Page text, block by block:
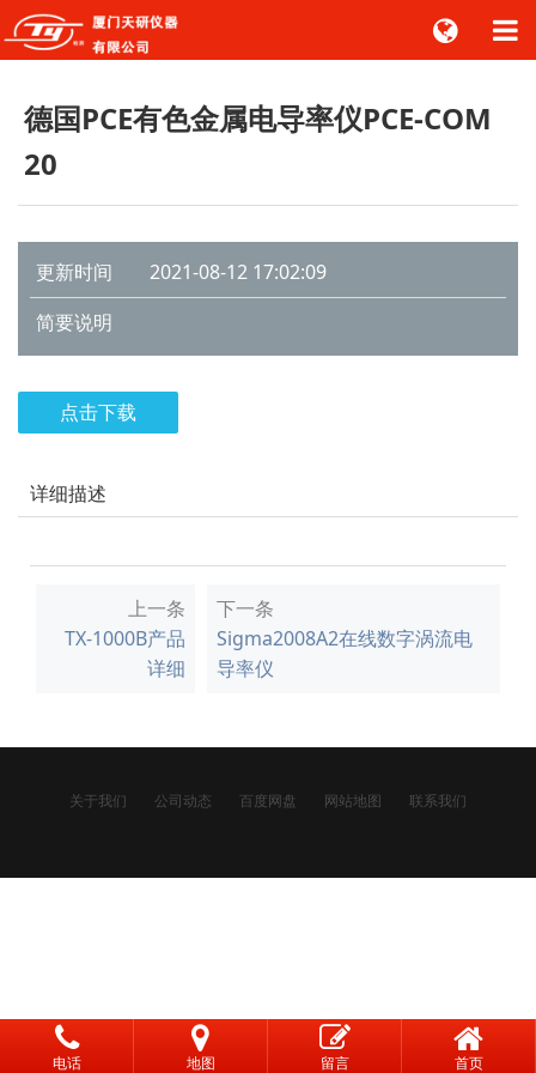
德国PCE有色金属电导率仪PCE-COM
20
更新时间
2021-08-12 17:02:09
简要说明
点击下载
详细描述
上一条
TX-1000B产品
详细
下一条
Sigma2008A2在线数字涡流电
导率仪
关于我们 公司动态 百度网盘 网站地图 联系我们
电话 地图 留言 首页